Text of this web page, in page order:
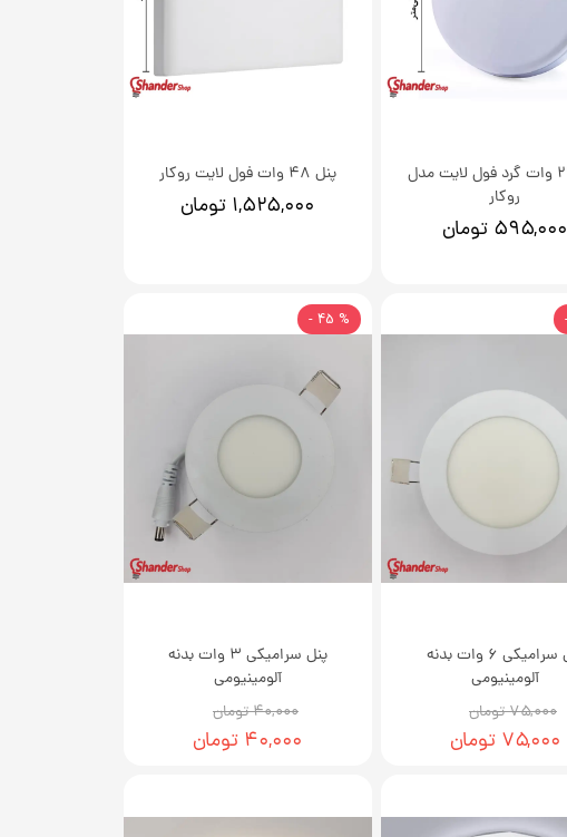
پنل 24 وات گرد فول لایت مدل
روکار
۵۹۵,۰۰۰ تومان
پنل 48 وات فول لایت روکار
۱,۵۲۵,۰۰۰ تومان
پنل سرامیکی 6 وات بدنه
آلومینیومی
۷۵,۰۰۰ تومان
۷۵,۰۰۰ تومان
پنل سرامیکی 3 وات بدنه
آلومینیومی
۴۰,۰۰۰ تومان
۴۰,۰۰۰ تومان
% 45 -